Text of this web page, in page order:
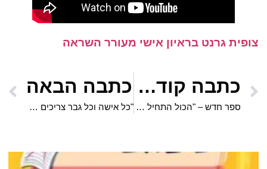
צופית גרנט בראיון אישי מעורר השראה
כתבה קודמת
ספר חדש – "הכול התחיל עם קרוליין" – אתר אישה
כתבה הבאה
"כל אישה וכל גבר צריכים להרגיש בטוחים לדבר, לשתף ולא להתבייש, ליצור אישיות עצמאית ובלתי תלויה"